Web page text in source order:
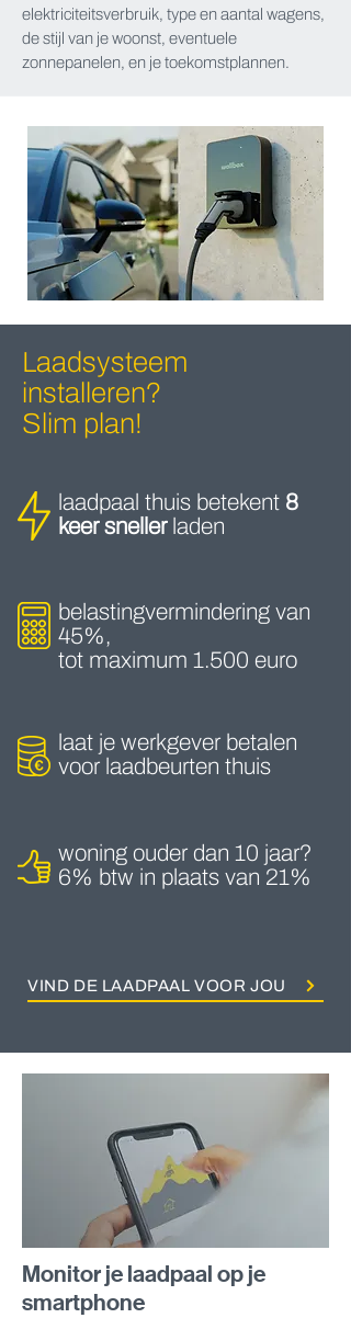
elektriciteitsverbruik, type en aantal wagens,
de stijl van je woonst, eventuele
zonnepanelen, en je toekomstplannen.
Laadsysteem
installeren?
Slim plan!
laadpaal thuis betekent 8
keer sneller laden
belastingvermindering van
45%,
tot maximum 1.500 euro
laat je werkgever betalen
voor laadbeurten thuis
woning ouder dan 10 jaar?
6% btw in plaats van 21%
VIND DE LAADPAAL VOOR JOU
Monitor je laadpaal op je
smartphone